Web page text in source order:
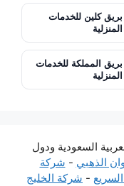
بريق كلين للخدمات
المنزلية
بريق المملكة للخدمات
المنزلية
السعودية ودول
الذهبي - شركة
- شركة الخليج